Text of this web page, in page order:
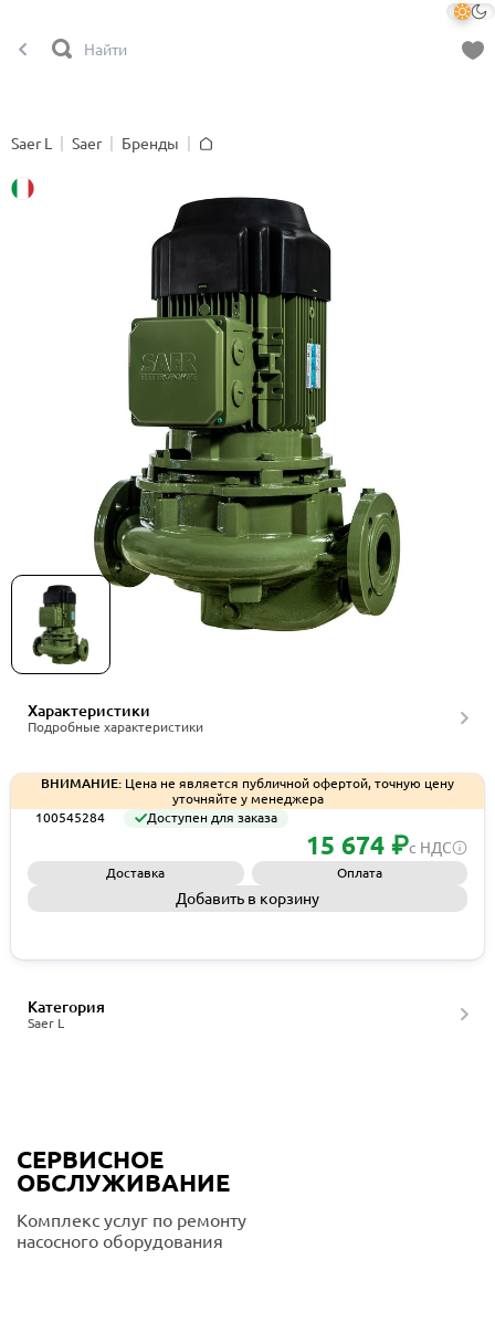
Saer L Saer
Бренды
Циркуляционный насос In-Line Saer L-2P 80-160-
141, артикул 100545284
Характеристики
Подробные характеристики
ВНИМАНИЕ: Цена не является публичной офертой, точную цену
уточняйте у менеджера
100545284
Доступен для заказа
15 674 ₽с НДС
Доставка Оплата
Добавить в корзину
Saer L
Категория
СЕРВИСНОЕ
ОБСЛУЖИВАНИЕ
Комплекс услуг по ремонту
насосного оборудования